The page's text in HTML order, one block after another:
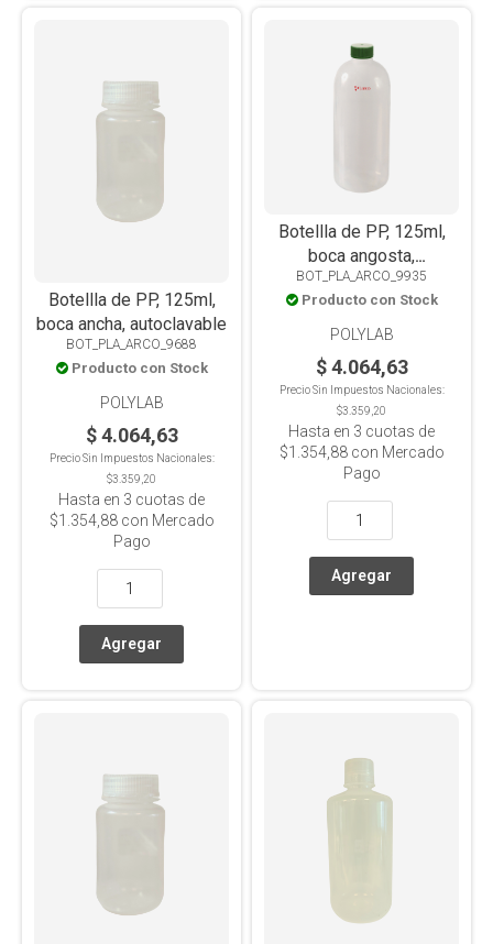
Botellla de PP, 125ml,
boca ancha, autoclavable
BOT_PLA_ARCO_9688
Producto con Stock
POLYLAB
$ 4.064,63
Precio Sin Impuestos Nacionales:
$3.359,20
Hasta en 3 cuotas de
$1.354,88con Mercado
Pago
Botellla de PP, 125ml,
boca angosta,
autoclavable
BOT_PLA_ARCO_9935
Producto con Stock
POLYLAB
$ 4.064,63
Precio Sin Impuestos Nacionales:
$3.359,20
Hasta en 3 cuotas de
$1.354,88con Mercado
Pago